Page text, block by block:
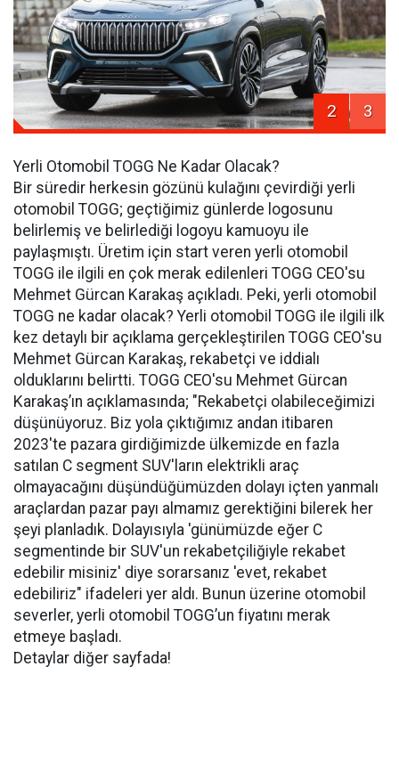
2 3
Yerli Otomobil TOGG Ne Kadar Olacak?
Bir süredir herkesin gözünü kulağını çevirdiği yerli
otomobil TOGG; geçtiğimiz günlerde logosunu
belirlemiş ve belirlediği logoyu kamuoyu ile
paylaşmıştı. Üretim için start veren yerli otomobil
TOGG ile ilgili en çok merak edilenleri TOGG CEO'su
Mehmet Gürcan Karakaş açıkladı. Peki, yerli otomobil
TOGG ne kadar olacak? Yerli otomobil TOGG ile ilgili ilk
kez detaylı bir açıklama gerçekleştirilen TOGG CEO'su
Mehmet Gürcan Karakaş, rekabetçi ve iddialı
olduklarını belirtti. TOGG CEO'su Mehmet Gürcan
Karakaş’ın açıklamasında; "Rekabetçi olabileceğimizi
düşünüyoruz. Biz yola çıktığımız andan itibaren
2023'te pazara girdiğimizde ülkemizde en fazla
satılan C segment SUV'ların elektrikli araç
olmayacağını düşündüğümüzden dolayı içten yanmalı
araçlardan pazar payı almamız gerektiğini bilerek her
şeyi planladık. Dolayısıyla 'günümüzde eğer C
segmentinde bir SUV'un rekabetçiliğiyle rekabet
edebilir misiniz' diye sorarsanız 'evet, rekabet
edebiliriz" ifadeleri yer aldı. Bunun üzerine otomobil
severler, yerli otomobil TOGG’un fiyatını merak
etmeye başladı.
Detaylar diğer sayfada!